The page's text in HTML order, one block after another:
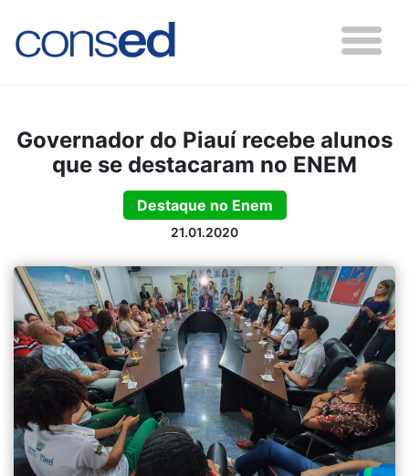
Governador do Piauí recebe alunos
que se destacaram no ENEM
Destaque no Enem
21.01.2020